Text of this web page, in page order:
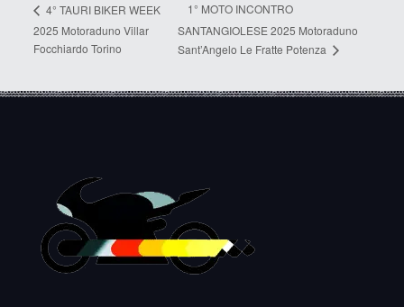
4° TAURI BIKER WEEK
2025 Motoraduno Villar
Focchiardo Torino
1° MOTO INCONTRO
SANTANGIOLESE 2025 Motoraduno
Sant’Angelo Le Fratte Potenza